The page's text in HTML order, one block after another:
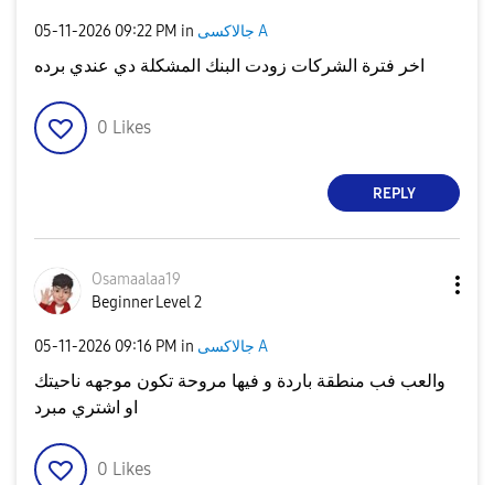
‎05-11-2026 09:22 PM in جالاكسى A
اخر فترة الشركات زودت البنك المشكلة دي عندي برده
0 Likes
REPLY
Osamaalaa19
Beginner Level 2
‎05-11-2026 09:16 PM in جالاكسى A
والعب فب منطقة باردة و فيها مروحة تكون موجهه ناحيتك
او اشتري مبرد
0 Likes